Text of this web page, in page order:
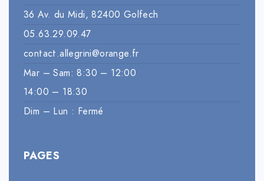
36 Av. du Midi, 82400 Golfech
05.63.29.09.47
contact.allegrini@orange.fr
Mar – Sam: 8:30 – 12:00
14:00 – 18:30
Dim – Lun : Fermé
PAGES